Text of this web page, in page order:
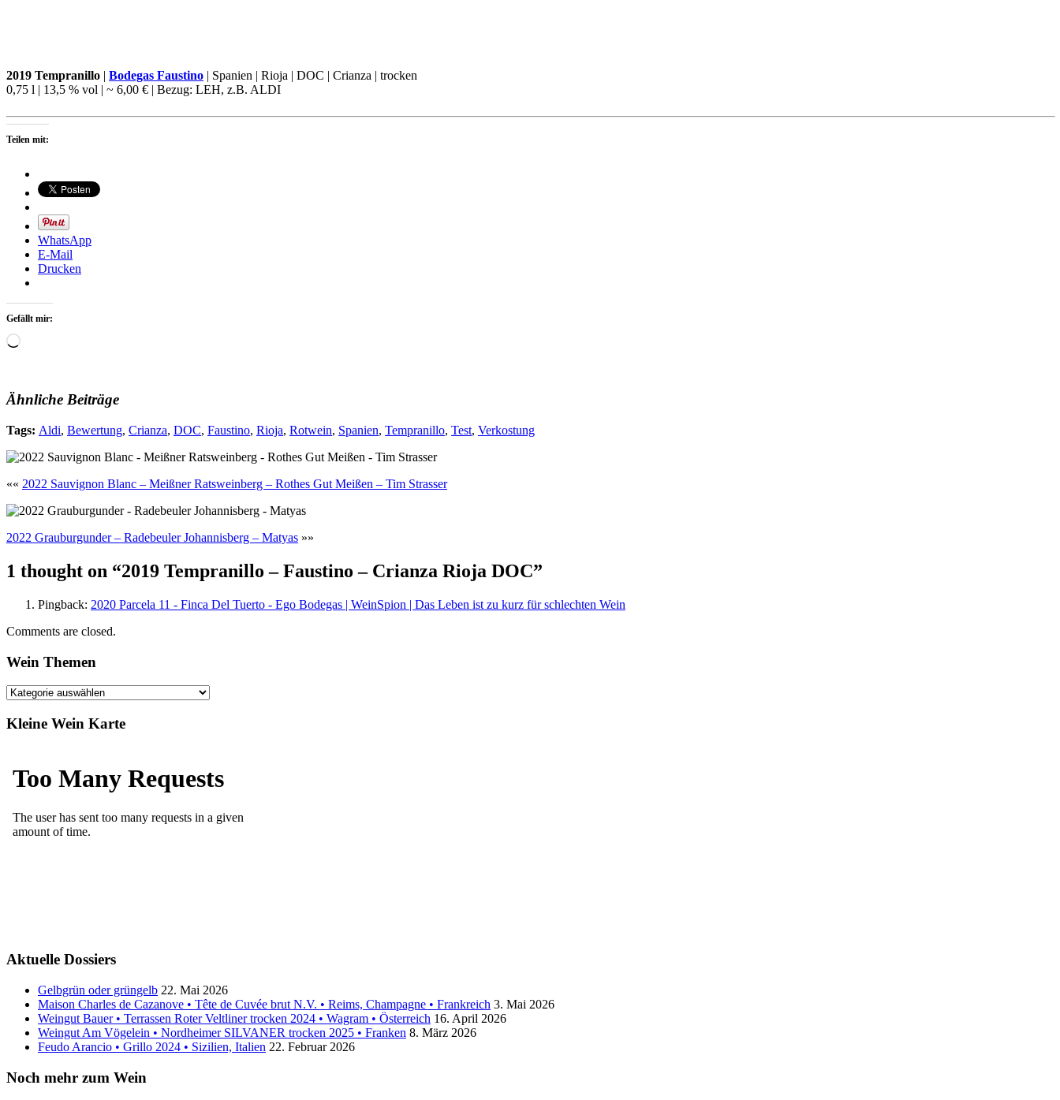
2019 Tempranillo | Bodegas Faustino | Spanien | Rioja | DOC | Crianza | trocken
0,75 l | 13,5 % vol | ~ 6,00 € | Bezug: LEH, z.B. ALDI
Teilen mit:
WhatsApp
E-Mail
Drucken
Gefällt mir:
Wird
Ähnliche Beiträge
Tags: Aldi, Bewertung, Crianza, DOC, Faustino, Rioja, Rotwein, Spanien, Tempranillo, Test, Verkostung
«« 2022 Sauvignon Blanc – Meißner Ratsweinberg – Rothes Gut Meißen – Tim Strasser
2022 Grauburgunder – Radebeuler Johannisberg – Matyas »»
1 thought on “2019 Tempranillo – Faustino – Crianza Rioja DOC”
Pingback: 2020 Parcela 11 - Finca Del Tuerto - Ego Bodegas | WeinSpion | Das Leben ist zu kurz für schlechten Wein
Comments are closed.
Right
Asides
Wein Themen
Wein
Kleine Wein Karte
Aktuelle Dossiers
Gelbgrün oder grüngelb 22. Mai 2026
Maison Charles de Cazanove • Tête de Cuvée brut N.V. • Reims, Champagne • Frankreich 3. Mai 2026
Weingut Bauer • Terrassen Roter Veltliner trocken 2024 • Wagram • Österreich 16. April 2026
Weingut Am Vögelein • Nordheimer SILVANER trocken 2025 • Franken 8. März 2026
Feudo Arancio • Grillo 2024 • Sizilien, Italien 22. Februar 2026
Noch mehr zum Wein